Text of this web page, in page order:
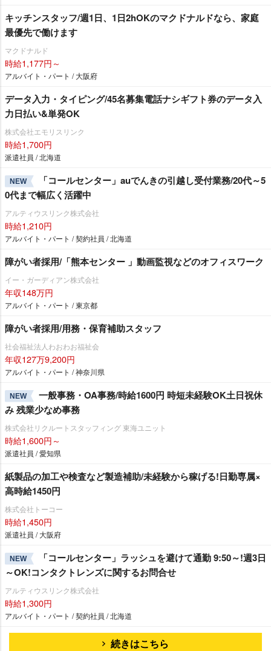
キッチンスタッフ/週1日、1日2hOKのマクドナルドなら、家庭
最優先で働けます
マクドナルド
時給1,177円～
アルバイト・パート / 大阪府
データ入力・タイピング/45名募集電話ナシギフト券のデータ入
力日払い&単発OK
株式会社エモリスリンク
時給1,700円
派遣社員 / 北海道
NEW
「コールセンター」auでんきの引越し受付業務/20代～5
0代まで幅広く活躍中
アルティウスリンク株式会社
時給1,210円
アルバイト・パート / 契約社員 / 北海道
障がい者採用/「熊本センター 」動画監視などのオフィスワーク
イー・ガーディアン株式会社
年収148万円
アルバイト・パート / 東京都
障がい者採用/用務・保育補助スタッフ
社会福祉法人わおわお福祉会
年収127万9,200円
アルバイト・パート / 神奈川県
NEW
一般事務・OA事務/時給1600円 時短未経験OK土日祝休
み 残業少なめ事務
株式会社リクルートスタッフィング 東海ユニット
時給1,600円～
派遣社員 / 愛知県
紙製品の加工や検査など製造補助/未経験から稼げる!日勤専属×
高時給1450円
株式会社トーコー
時給1,450円
派遣社員 / 大阪府
NEW
「コールセンター」ラッシュを避けて通勤 9:50～!週3日
～OK!コンタクトレンズに関するお問合せ
アルティウスリンク株式会社
時給1,300円
アルバイト・パート / 契約社員 / 北海道
続きはこちら